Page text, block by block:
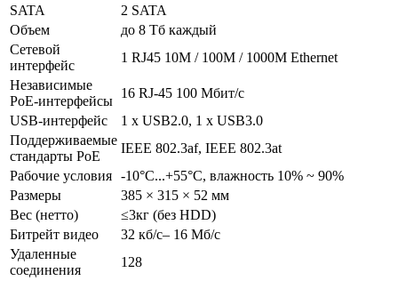
SATA
2 SATA
Объем
до 8 Тб каждый
Сетевой
интерфейс
1 RJ45 10M / 100M / 1000M Ethernet
Независимые
PoE-интерфейсы
16 RJ-45 100 Мбит/с
USB-интерфейс
1 х USB2.0, 1 х USB3.0
Поддерживаемые
стандарты PoE
IEEE 802.3af, IEEE 802.3at
Рабочие условия -10°C...+55°C, влажность 10% ~ 90%
Размеры
385 × 315 × 52 мм
Вес (нетто)
≤3кг (без HDD)
Битрейт видео
32 кб/с– 16 Мб/с
Удаленные
соединения
128